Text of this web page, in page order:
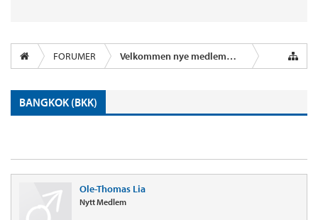
FORUMER Velkommen nye medlemmer!
BANGKOK (BKK)
Ole-Thomas Lia
Nytt Medlem